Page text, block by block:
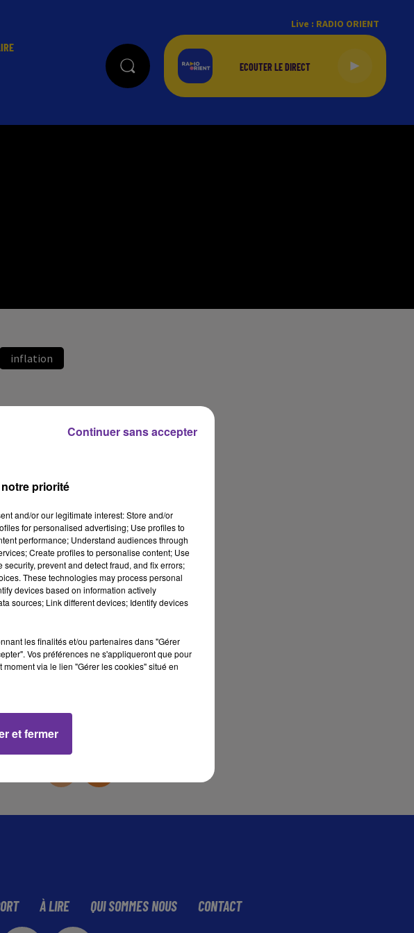
Live : RADIO ORIENT
inflation
Covid
proches du
son pays soit en
10 min 45 sec
À LIRE QUI SOMMES NOUS CONTACT
priorité
and/or our legitimate interest: Store and/or
for personalised advertising; Use profiles to
performance; Understand audiences through
Create profiles to personalise content; Use
prevent and detect fraud, and fix errors;
These technologies may process personal
devices based on information actively
sources; Link different devices; Identify devices
les finalités et/ou partenaires dans "Gérer
Vos préférences ne s'appliqueront que pour
via le lien "Gérer les cookies" situé en
et fermer
Continuer sans accepter